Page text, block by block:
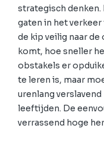
strategisch
gaten in het
de kip veilig naar
komt, hoe sneller
obstakels er
te leren is, maar
urenlang
leeftijden. De
verrassend hoge